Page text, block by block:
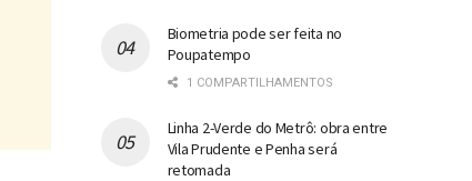
Biometria pode ser feita no
Poupatempo
1 COMPARTILHAMENTOS
Linha 2-Verde do Metrô: obra entre
Vila Prudente e Penha será
retomada